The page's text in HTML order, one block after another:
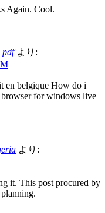
Again. Cool.
pdf より:
en belgique How do i
for windows live
より:
it. This post procured by